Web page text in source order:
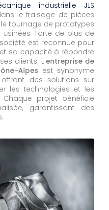
industrielle JLS
le fraisage de pièces
tournage de prototypes
Forte de plus de
est reconnue pour
sa capacité à répondre
clients. L'entreprise de
Alpes est synonyme
des solutions sur
les technologies et les
projet bénéficie
garantissant des